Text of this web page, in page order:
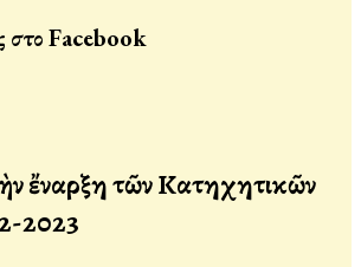
στο Facebook
ἔναρξη τῶν Κατηχητικῶν
2023